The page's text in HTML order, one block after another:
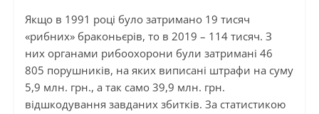
Якщо в 1991 році було затримано 19 тисяч
«рибних» браконьєрів, то в 2019 – 114 тисяч. З
них органами рибоохорони були затримані 46
805 порушників, на яких виписані штрафи на суму
5,9 млн. грн., а так само 39,9 млн. грн.
відшкодування завданих збитків. За статистикою